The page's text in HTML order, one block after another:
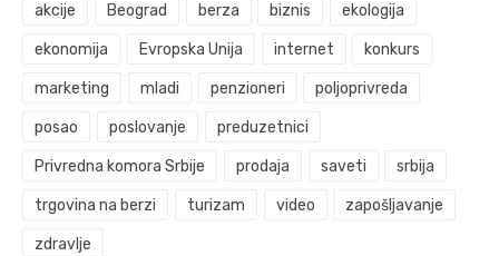
akcije Beograd berza biznis ekologija
ekonomija Evropska Unija internet konkurs
marketing mladi penzioneri poljoprivreda
posao poslovanje preduzetnici
Privredna komora Srbije prodaja saveti srbija
trgovina na berzi turizam video zapošljavanje
zdravlje